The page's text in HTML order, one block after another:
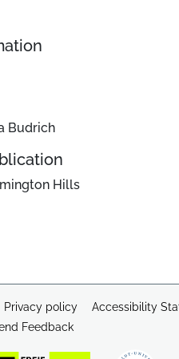
Budrich
Hills
Privacy policy
Accessibility
Feedback